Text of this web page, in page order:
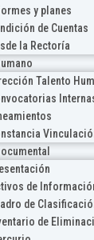
y planes
de Cuentas
la Rectoría
Talento
de
de
de